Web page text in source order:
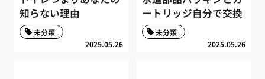
知らない理由
2025.05.26
未分類
ートリッジ自分で交換
2025.05.26
未分類